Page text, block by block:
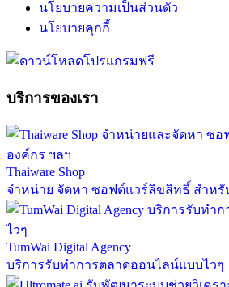
นโยบายความเป็นส่วนตัว
นโยบายคุกกี้
บริการของเรา
Thaiware Shop
จำหน่าย จัดหา ซอฟต์แวร์ลิขสิทธิ์ สำหรั
TumWai Digital Agency
บริการรับทำการตลาดออนไลน์แบบไวๆ